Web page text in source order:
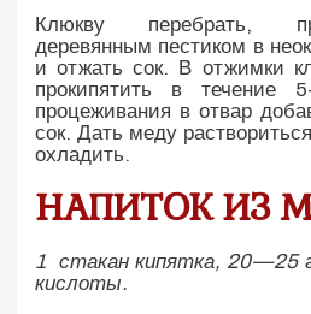
Клюкву перебрать,
деревянным пестиком в
и отжать сок. В отжимки
прокипятить в
процеживания в отвар
сок. Дать меду
охладить.
НАПИТОК ИЗ
1 стакан кипятка, 20—25
кислоты.